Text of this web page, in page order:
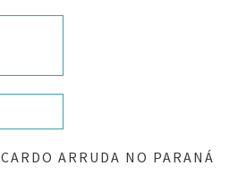
ARRUDA NO PARANÁ